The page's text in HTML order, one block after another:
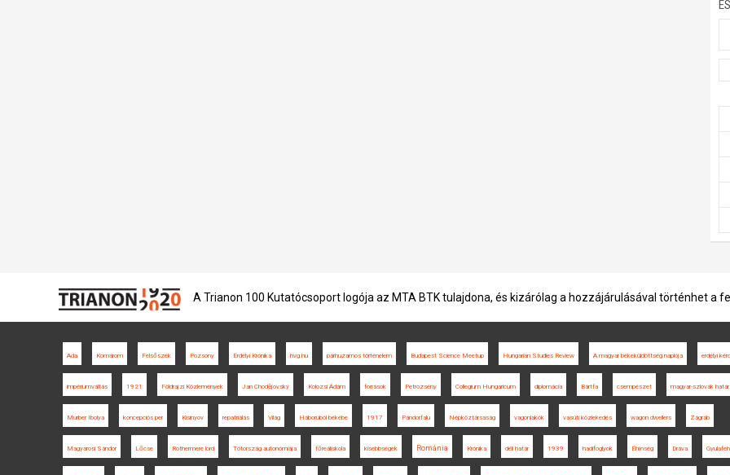
A Trianon 100 Kutatócsoport logója az MTA BTK tulajdona, és kizárólag a hozzájárulásával történhet a
Ada Komárom Felsőszék Pozsony Erdélyi Krónika hvg.hu párhuzamos történelem Budapest Science Meetup Hungarian Studies Review A magyar békeküldöttség naplója erdélyi
impériumváltás 1921 Földrajzi Közlemények Jan Chodějovský Kolozsi Ádám források Petrozsény Collegium Hungaricum diplomácia Bártfa csempészet magyar-szlovák határ
Murber Ibolya koncepciós per Kisinyov repatriálás Világ Háborúból békébe 1917 Pándorfalu Népköztársaság vagonlakók vasúti közlekedés wagon dwellers Zágráb
Magyarosi Sándor Lőcse Rothermere lord Tótország autonómiája főreáliskola kisebbségek Románia Krónika déli határ 1939 hadifoglyok Éhínség Dráva